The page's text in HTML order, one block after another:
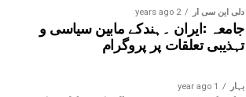
دلی این سی آر 2 years ago
جامعہ :ایران ۔ہندکے مابین سیاسی و
تہذیبی تعلقات پر پروگرام
بہار 1 year ago